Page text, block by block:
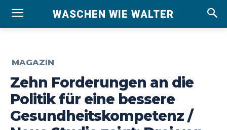
WASCHEN WIE WALTER
MAGAZIN
Zehn Forderungen an die
Politik für eine bessere
Gesundheitskompetenz /